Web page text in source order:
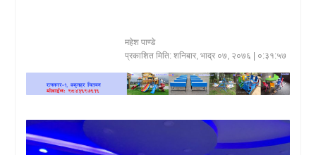
खेलकुद
प्रवास/
महेश पाण्डे
प्रकाशित मिति: शनिबार, भाद्र ०७, २०७६ | ०:३१:५७